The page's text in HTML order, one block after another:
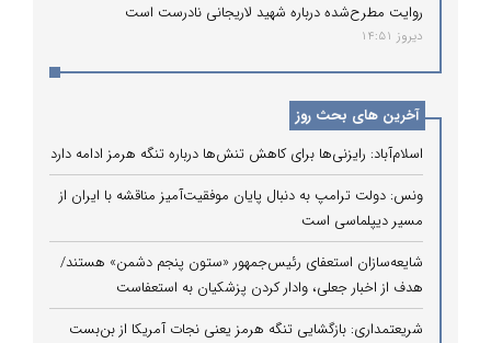
روایت مطرح‌شده درباره شهید لاریجانی نادرست است
دیروز 14:51
آخرین های بحث روز
اسلام‌آباد: رایزنی‌ها برای کاهش تنش‌ها درباره تنگه هرمز ادامه دارد
ونس: دولت ترامپ به دنبال پایان موفقیت‌آمیز مناقشه با ایران از
مسیر دیپلماسی است
شایعه‌سازان استعفای رئیس‌جمهور «ستون پنجم دشمن» هستند/
هدف از اخبار جعلی، وادار کردن پزشکیان به استعفاست
شریعتمداری: بازگشایی تنگه هرمز یعنی نجات آمریکا از بن‌بست